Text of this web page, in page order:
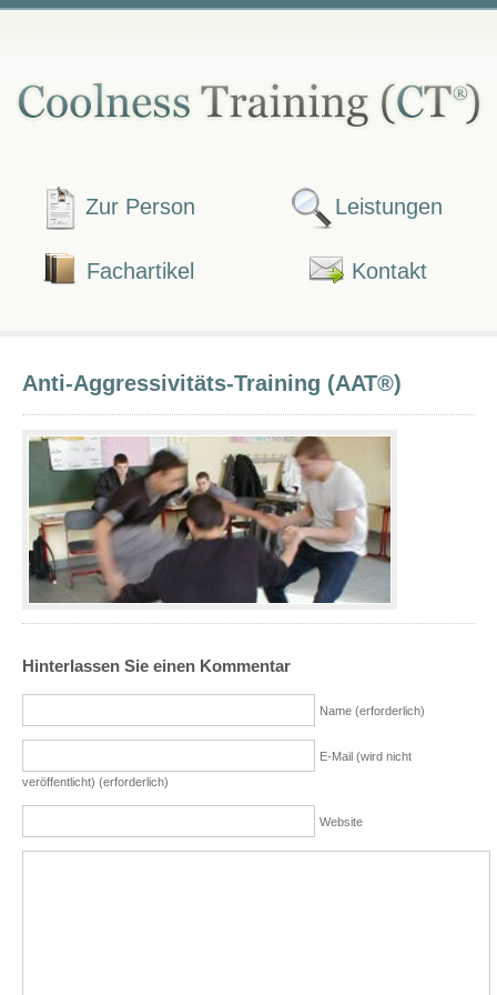
Zur Person Leistungen
Fachartikel Kontakt
Anti-Aggressivitäts-Training (AAT®)
Hinterlassen Sie einen Kommentar
Name (erforderlich)
E-Mail (wird nicht
veröffentlicht) (erforderlich)
Website